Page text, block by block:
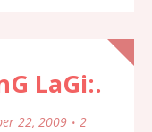
LaGi:.
22, 2009
2